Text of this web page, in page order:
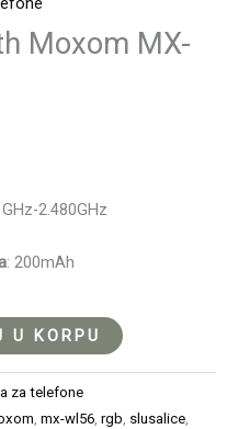
Moxom MX-
2.480GHz
: 200mAh
U KORPU
za telefone
, mx-wl56, rgb, slusalice,